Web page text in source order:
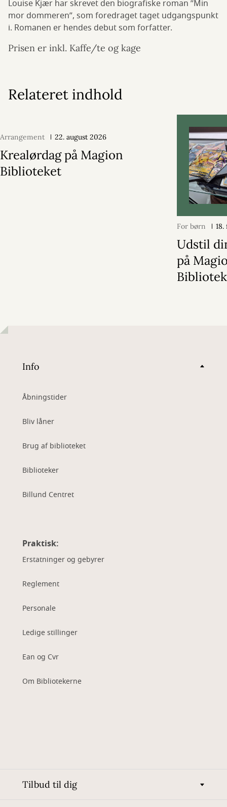
Louise Kjær har skrevet den biografiske roman ”Min
mor dommeren”, som foredraget taget udgangspunkt
i. Romanen er hendes debut som forfatter.
Prisen er inkl. Kaffe/te og kage
Relateret indhold
Arrangement 22. august 2026
Krealørdag på Magion
Biblioteket
For børn
Udstil
på
Info
Åbningstider
Bliv låner
Brug af biblioteket
Biblioteker
Billund Centret
Praktisk:
Erstatninger og gebyrer
Reglement
Personale
Ledige stillinger
Ean og Cvr
Om Bibliotekerne
Tilbud til dig